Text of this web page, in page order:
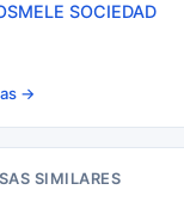
SOCIEDAD
→
SIMILARES